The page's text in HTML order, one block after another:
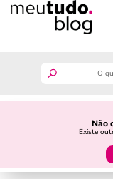
Não
Existe
guia do